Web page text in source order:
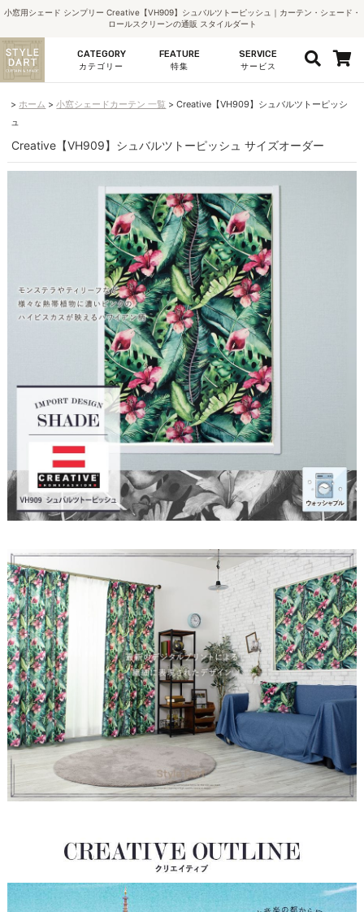
小窓用シェード シンプリー Creative【VH909】シュバルツトーピッシュ｜カーテン・シェード・
ロールスクリーンの通販 スタイルダート
CATEGORY
カテゴリー
FEATURE
特集
SERVICE
サービス
ホーム 小窓シェードカーテン 一覧
Creative【VH909】シュバルツトーピッシ
ュ
Creative【VH909】シュバルツトーピッシュ サイズオーダー